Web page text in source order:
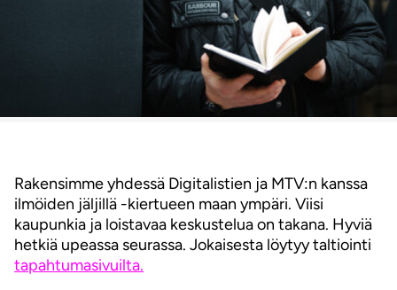
Rakensimme yhdessä Digitalistien ja MTV:n kanssa
ilmöiden jäljillä -kiertueen maan ympäri. Viisi
kaupunkia ja loistavaa keskustelua on takana. Hyviä
hetkiä upeassa seurassa. Jokaisesta löytyy taltiointi
tapahtumasivuilta.